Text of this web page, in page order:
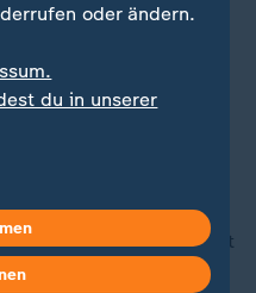
76 Prozent der
Gigabit-Anschluss,
nutzen.
Glasfaser gibt es nicht.
zumal klar ist: In Zukunft
die Datenmengen
oder ändern.
du in unserer